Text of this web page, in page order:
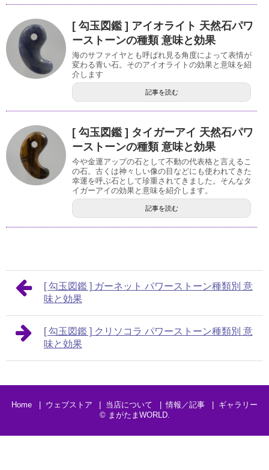
[ 勾玉図鑑 ] アイオライト 天然石パワ
ーストーンの種類 意味と効果
海のサファイヤとも呼ばれ見る角度によって表情が
変わる青い石。そのアイオライトの効果と意味を紹
介します
記事を読む
[ 勾玉図鑑 ] タイガーアイ 天然石パワ
ーストーンの種類 意味と効果
今や金運アップの石として不動の代表格と言えるこ
の石。古くは神々しい像の目などにも使われてきた
幸運を呼ぶ石として珍重されてきました。そんなタ
イガーアイの効果と意味を紹介します。
記事を読む
[ 勾玉図鑑 ] ガーネット パワーストーン種類別 意
味と効果
[ 勾玉図鑑 ] クリソコラ パワーストーン種類別 意
味と効果
Home ウェブストア 当店について 情報／記事
ギャラリー
© まがたまWORLD.